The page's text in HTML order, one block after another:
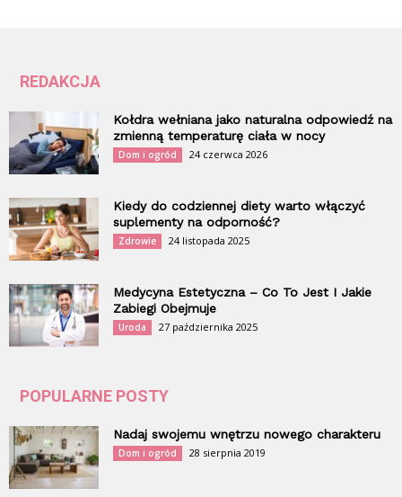
REDAKCJA
Kołdra wełniana jako naturalna odpowiedź na
zmienną temperaturę ciała w nocy
Dom i ogród 24 czerwca 2026
Kiedy do codziennej diety warto włączyć
suplementy na odporność?
Zdrowie 24 listopada 2025
Medycyna Estetyczna – Co To Jest I Jakie
Zabiegi Obejmuje
Uroda 27 października 2025
POPULARNE POSTY
Nadaj swojemu wnętrzu nowego charakteru
Dom i ogród 28 sierpnia 2019